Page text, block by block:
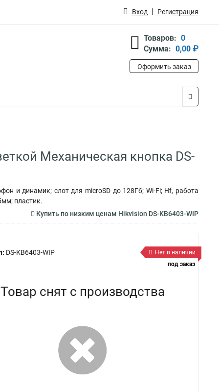
Вход Регистрация
Товаров: 0
Сумма: 0,00 ₽
Оформить заказ
Механическая кнопка DS-
и динамик; слот для microSD до 128Гб; Wi-Fi; Hf, работа
пластик.
Купить по низким ценам Hikvision DS-KB6403-WIP
DS-KB6403-WIP
Нет в наличии
под заказ
Товар снят с производства